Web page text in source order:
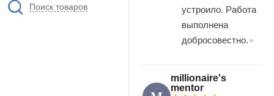
Поиск товаров
устроило. Работа
выполнена
добросовестно.
millionaire's
mentor